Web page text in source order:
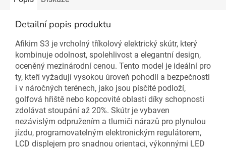
Detailní popis produktu
Afikim S3 je vrcholný tříkolový elektrický skútr, který
kombinuje odolnost, spolehlivost a elegantní design,
oceněný mezinárodní cenou. Tento model je ideální pro
ty, kteří vyžadují vysokou úroveň pohodlí a bezpečnosti
i v náročných terénech, jako jsou písčité podloží,
golfová hřiště nebo kopcovité oblasti díky schopnosti
zdolávat stoupání až 20%. Skútr je vybaven
nezávislým odpružením a tlumiči nárazů pro plynulou
jízdu, programovatelným elektronickým regulátorem,
LCD displejem pro snadnou orientaci, výkonnými LED